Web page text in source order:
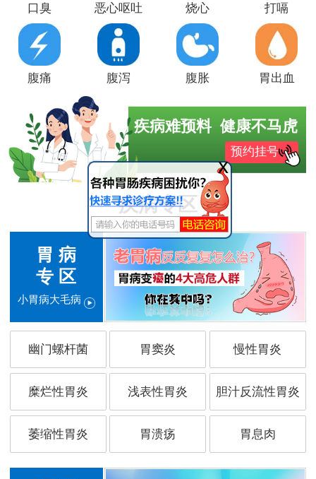
口臭 恶心呕吐 烧心 打嗝
腹痛 腹泻 腹胀 胃出血
疾病难预料 健康不马虎
预约挂号
疾病专区
胃 病
专 区
小胃病大毛病
幽门螺杆菌 胃窦炎 慢性胃炎
糜烂性胃炎 浅表性胃炎 胆汁反流性胃炎
萎缩性胃炎 胃溃疡 胃息肉
x